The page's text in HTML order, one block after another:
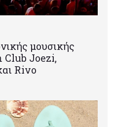
μουσικής
Club Joezi,
Rivo